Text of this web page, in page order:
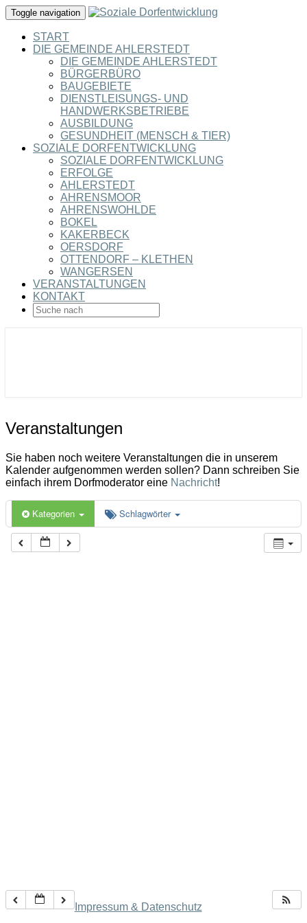
Toggle navigation
START
DIE GEMEINDE AHLERSTEDT
DIE GEMEINDE AHLERSTEDT
BÜRGERBÜRO
BAUGEBIETE
DIENSTLEISUNGS- UND
HANDWERKSBETRIEBE
AUSBILDUNG
GESUNDHEIT (MENSCH & TIER)
SOZIALE DORFENTWICKLUNG
SOZIALE DORFENTWICKLUNG
ERFOLGE
AHLERSTEDT
AHRENSMOOR
AHRENSWOHLDE
BOKEL
KAKERBECK
OERSDORF
OTTENDORF – KLETHEN
WANGERSEN
VERANSTALTUNGEN
KONTAKT
SEARCH
ICON
Veranstaltungen
Veranstaltungen
Sie haben noch weitere Veranstaltungen die in unserem
Kalender aufgenommen werden sollen? Dann schreiben Sie
einfach ihrem Dorfmoderator eine Nachricht!
Kategorien Schlagwörter
Impressum & Datenschutz